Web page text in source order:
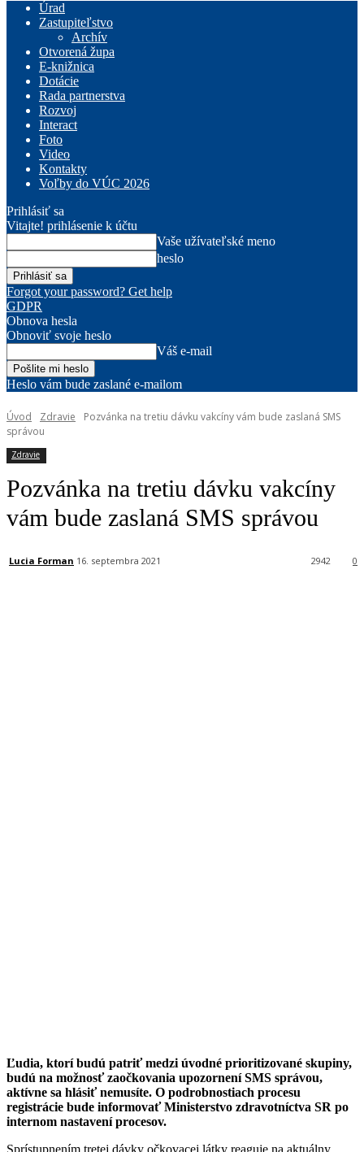
Úrad
Zastupiteľstvo
Archív
Otvorená župa
E-knižnica
Dotácie
Rada partnerstva
Rozvoj
Interact
Foto
Video
Kontakty
Voľby do VÚC 2026
Prihlásiť sa
Vitajte! prihlásenie k účtu
Vaše užívateľské meno
heslo
Forgot your password? Get help
GDPR
Obnova hesla
Obnoviť svoje heslo
Váš e-mail
Heslo vám bude zaslané e-mailom
Úvod Zdravie
Pozvánka na tretiu dávku vakcíny vám bude zaslaná SMS
správou
Zdravie
Pozvánka na tretiu dávku vakcíny
vám bude zaslaná SMS správou
Lucia Forman 16. septembra 2021 0
2942
Ľudia, ktorí budú patriť medzi úvodné prioritizované skupiny,
budú na možnosť zaočkovania upozornení SMS správou,
aktívne sa hlásiť nemusíte. O podrobnostiach procesu
registrácie bude informovať Ministerstvo zdravotníctva SR po
internom nastavení procesov.
Sprístupnením tretej dávky očkovacej látky reaguje na aktuálny